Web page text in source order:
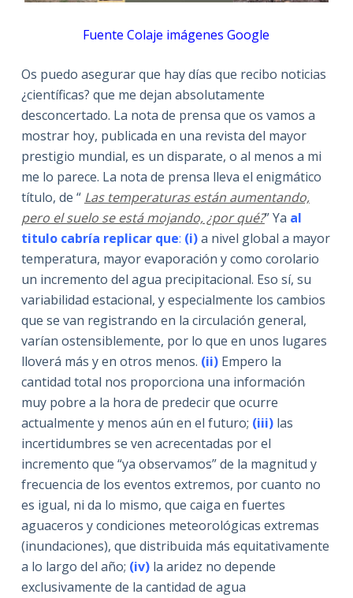
Fuente Colaje imágenes Google
Os puedo asegurar que hay días que recibo noticias
¿científicas? que me dejan absolutamente
desconcertado. La nota de prensa que os vamos a
mostrar hoy, publicada en una revista del mayor
prestigio mundial, es un disparate, o al menos a mi
me lo parece. La nota de prensa lleva el enigmático
título, de “ Las temperaturas están aumentando,
pero el suelo se está mojando, ¿por qué?” Ya al
titulo cabría replicar que: (i)a nivel global a mayor
temperatura, mayor evaporación y como corolario
un incremento del agua precipitacional. Eso sí, su
variabilidad estacional, y especialmente los cambios
que se van registrando en la circulación general,
varían ostensiblemente, por lo que en unos lugares
lloverá más y en otros menos. (ii)Empero la
cantidad total nos proporciona una información
muy pobre a la hora de predecir que ocurre
actualmente y menos aún en el futuro; (iii) las
incertidumbres se ven acrecentadas por el
incremento que “ya observamos” de la magnitud y
frecuencia de los eventos extremos, por cuanto no
es igual, ni da lo mismo, que caiga en fuertes
aguaceros y condiciones meteorológicas extremas
(inundaciones), que distribuida más equitativamente
a lo largo del año; (iv)la aridez no depende
exclusivamente de la cantidad de agua